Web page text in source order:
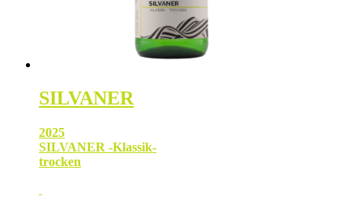
SILVANER
2025
SILVANER -Klassik-
trocken